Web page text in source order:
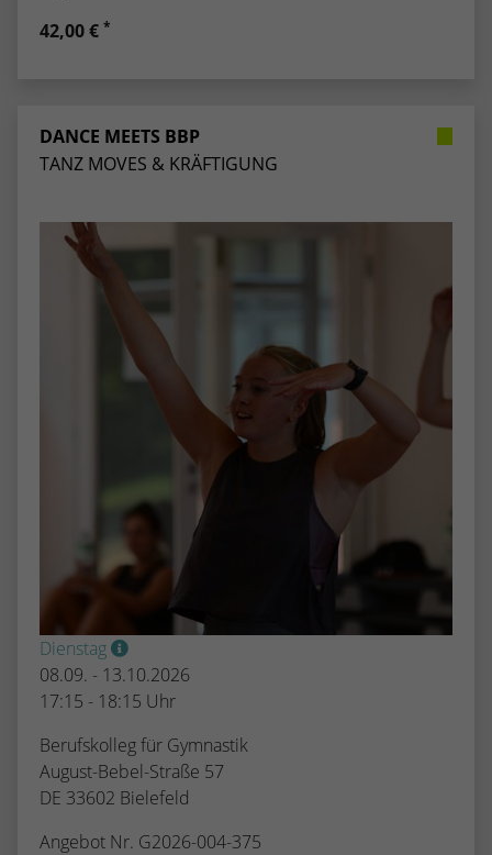
42,00 € *
DANCE MEETS BBP
TANZ MOVES & KRÄFTIGUNG
Dienstag
08.09. - 13.10.2026
17:15 - 18:15 Uhr
Berufskolleg für Gymnastik
August-Bebel-Straße 57
DE 33602 Bielefeld
Angebot Nr. G2026-004-375